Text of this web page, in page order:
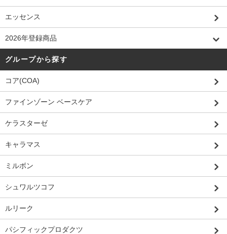
エッセンス
2026年登録商品
グループから探す
コア(COA)
ファインゾーン ベースケア
ケラスターゼ
キャラマス
ミルボン
シュワルツコフ
ルリーク
パシフィックプロダクツ